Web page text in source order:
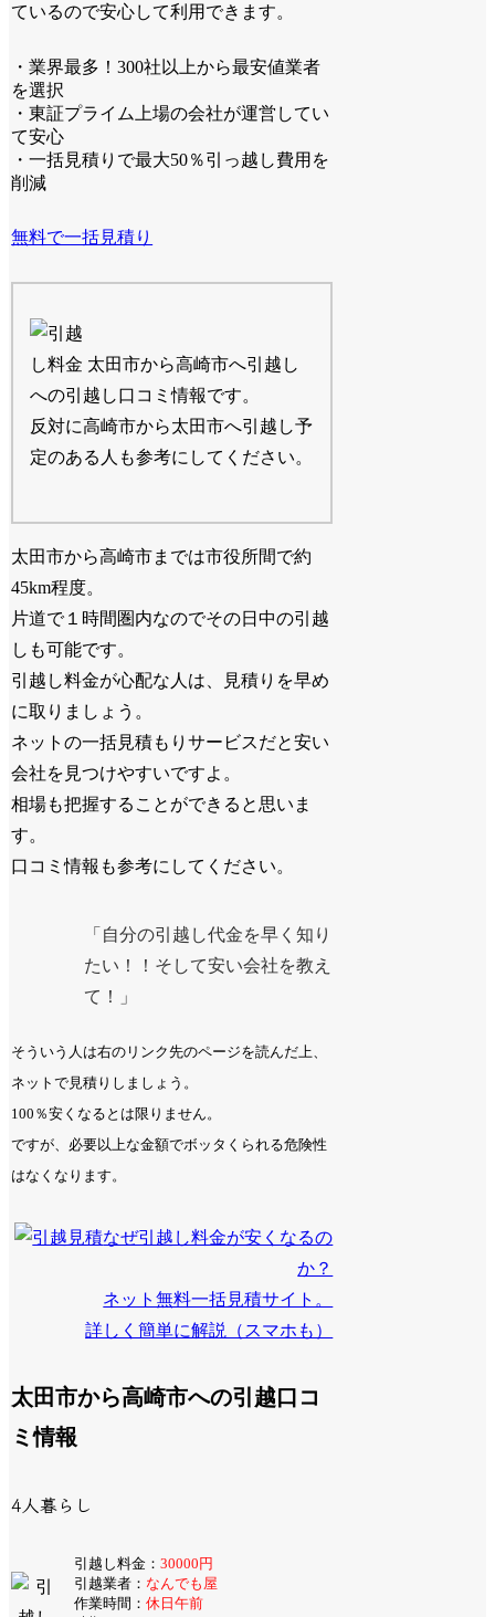
ているので安心して利用できます。
・業界最多！300社以上から最安値業者
を選択
・東証プライム上場の会社が運営してい
て安心
・一括見積りで最大50％引っ越し費用を
削減
無料で一括見積り
太田市から高崎市へ引越し
への引越し口コミ情報です。
反対に高崎市から太田市へ引越し予
定のある人も参考にしてください。
太田市から高崎市までは市役所間で約
45km程度。
片道で１時間圏内なのでその日中の引越
しも可能です。
引越し料金が心配な人は、見積りを早め
に取りましょう。
ネットの一括見積もりサービスだと安い
会社を見つけやすいですよ。
相場も把握することができると思いま
す。
口コミ情報も参考にしてください。
「自分の引越し代金を早く知り
たい！！そして安い会社を教え
て！」
そういう人は右のリンク先のページを読んだ上、
ネットで見積りしましょう。
100％安くなるとは限りません。
ですが、必要以上な金額でボッタくられる危険性
はなくなります。
なぜ引越し料金が安くなるの
か？
ネット無料一括見積サイト。
詳しく簡単に解説（スマホも）
太田市から高崎市への引越口コ
ミ情報
4人暮らし
引越し料金： 30000円
引越業者： なんでも屋
作業時間： 休日午前